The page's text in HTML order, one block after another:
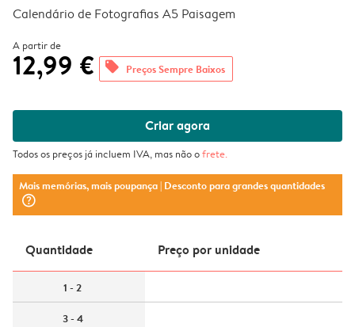
Calendário de Fotografias A5 Paisagem
A partir de
12,99 € offers Preços Sempre Baixos
Criar agora
Todos os preços já incluem IVA, mas não ofrete.
Mais memórias, mais poupança| Desconto para grandes quantidades
question_mark_circle
Quantidade Preço por unidade
1 - 2
3 - 4